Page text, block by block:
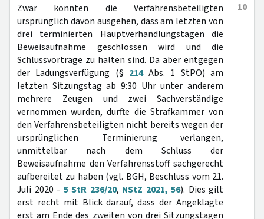
10
Zwar konnten die Verfahrensbeteiligten
ursprünglich davon ausgehen, dass am letzten von
drei terminierten Hauptverhandlungstagen die
Beweisaufnahme geschlossen wird und die
Schlussvorträge zu halten sind. Da aber entgegen
der Ladungsverfügung (§ 214Abs. 1 StPO) am
letzten Sitzungstag ab 9:30 Uhr unter anderem
mehrere Zeugen und zwei Sachverständige
vernommen wurden, durfte die Strafkammer von
den Verfahrensbeteiligten nicht bereits wegen der
ursprünglichen Terminierung verlangen,
unmittelbar nach dem Schluss der
Beweisaufnahme den Verfahrensstoff sachgerecht
aufbereitet zu haben (vgl. BGH, Beschluss vom 21.
Juli 2020 - 5 StR 236/20, NStZ 2021, 56). Dies gilt
erst recht mit Blick darauf, dass der Angeklagte
erst am Ende des zweiten von drei Sitzungstagen